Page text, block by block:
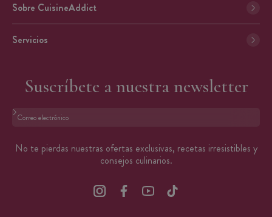
Sobre CuisineAddict
Servicios
Suscríbete a nuestra newsletter
Formato: dirección@email.com
No te pierdas nuestras ofertas exclusivas, recetas irresistibles y
consejos culinarios.